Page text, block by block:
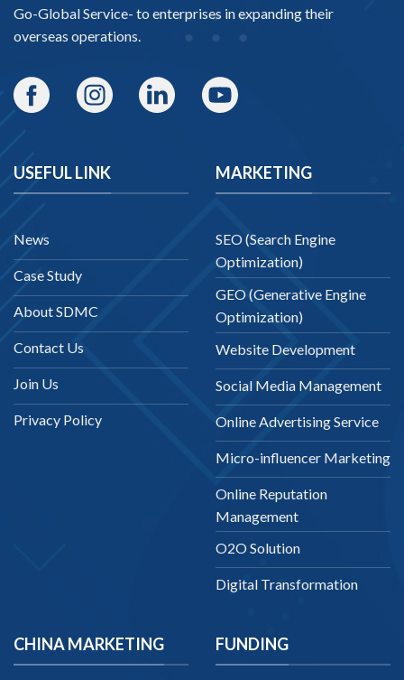
Go-Global Service- to enterprises in expanding their
overseas operations.
USEFUL LINK
News
Case Study
About SDMC
Contact Us
Join Us
Privacy Policy
MARKETING
SEO (Search Engine
Optimization)
GEO (Generative Engine
Optimization)
Website Development
Social Media Management
Online Advertising Service
Micro-influencer Marketing
Online Reputation
Management
O2O Solution
Digital Transformation
CHINA MARKETING FUNDING